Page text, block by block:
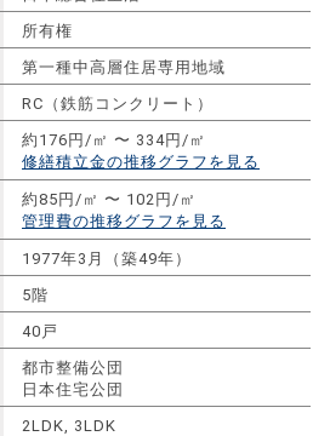
所有権
第一種中高層住居専用地域
RC（鉄筋コンクリート）
約176円/㎡ 〜 334円/㎡
修繕積立金の推移グラフを見る
約85円/㎡ 〜 102円/㎡
管理費の推移グラフを見る
1977年3月（築49年）
5階
40戸
都市整備公団
日本住宅公団
2LDK, 3LDK